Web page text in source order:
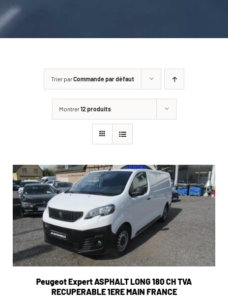
CARROSSERIE / VITRAGE
Trier parCommande par défaut
Montrer12 produits
Peugeot Expert ASPHALT LONG 180 CH TVA
RECUPERABLE 1ERE MAIN FRANCE